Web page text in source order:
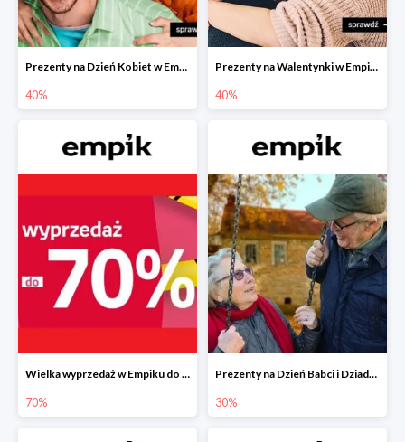
Prezenty na Dzień Kobiet w Empiku do -40%
40%
Prezenty na Walentynki w Empiku do -40%
40%
Wielka wyprzedaż w Empiku do -70%
70%
Prezenty na Dzień Babci i Dziadka w Empiku do -30%
30%